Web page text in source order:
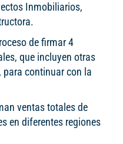
Inmobiliarios,
de firmar 4
que incluyen otras
continuar con la
ventas totales de
en diferentes regiones